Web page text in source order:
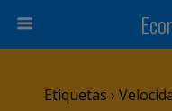
Etiquetas ›